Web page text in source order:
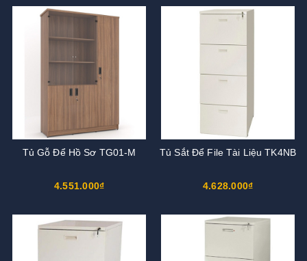
Tủ Gỗ Để Hồ Sơ TG01-M
4.551.000₫
Tủ Sắt Để File Tài Liệu TK4NB
4.628.000₫